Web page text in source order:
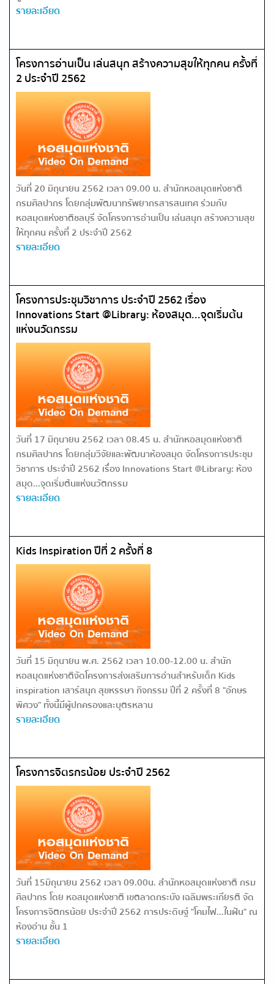
รายละเอียด
โครงการอ่านเป็น เล่นสนุก สร้างความสุขให้ทุกคน ครั้งที่
2 ประจำปี 2562
วันที่ 20 มิถุนายน 2562 เวลา 09.00 น. สำนักหอสมุดแห่งชาติ
กรมศิลปากร โดยกลุ่มพัฒนาทรัพยากรสารสนเทศ ร่วมกับ
หอสมุดแห่งชาติชลบุรี จัดโครงการอ่านเป็น เล่นสนุก สร้างความสุข
ให้ทุกคน ครั้งที่ 2 ประจำปี 2562
รายละเอียด
โครงการประชุมวิชาการ ประจำปี 2562 เรื่อง
Innovations Start @Library: ห้องสมุด...จุดเริ่มต้น
แห่งนวัตกรรม
วันที่ 17 มิถุนายน 2562 เวลา 08.45 น. สำนักหอสมุดแห่งชาติ
กรมศิลปากร โดยกลุ่มวิจัยและพัฒนาห้องสมุด จัดโครงการประชุม
วิชาการ ประจำปี 2562 เรื่อง Innovations Start @Library: ห้อง
สมุด...จุดเริ่มต้นแห่งนวัตกรรม
รายละเอียด
Kids Inspiration ปีที่ 2 ครั้งที่ 8
วันที่ 15 มิถุนายน พ.ศ.​ 2562 เวลา ​10.00-12.00 ​น.​ สำนัก
หอสมุดแห่งชาติจัดโครงการส่งเสริมการอ่านสำหรับเด็ก Kids​
inspiration​ เสาร์สนุก สุขหรรษา​ กิจกรรม ปีที่ 2 ครั้งที่ 8 "อักษร
พิศวง" ทั้งนี้มีผู้ปกครองและบุตรหลาน
รายละเอียด
โครงการจิตรกรน้อย ประจำปี 2562
วันที่ 15มิถุนายน 2562 เวลา 09.00น. สำนักหอสมุดแห่งชาติ กรม
ศิลปากร โดย หอสมุดแห่งชาติ เขตลาดกระบัง เฉลิมพระเกียรติ จัด
โครงการจิตกรน้อย ประจำปี 2562 การประดิษฐ์ "โคมไฟ...ในฝัน" ณ
ห้องอ่าน ชั้น 1
รายละเอียด